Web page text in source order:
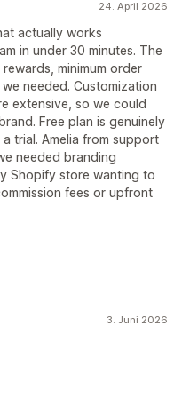
24. April 2026
actually works
in under 30 minutes. The
minimum order
needed. Customization
extensive, so we could
Free plan is genuinely
trial. Amelia from support
needed branding
Shopify store wanting to
fees or upfront
3. Juni 2026